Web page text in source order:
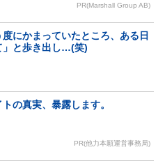
PR(Marshall Group AB)
にかまっていたところ、ある日
」と歩き出し…(笑)
の真実、暴露します。
PR(他力本願運営事務局)